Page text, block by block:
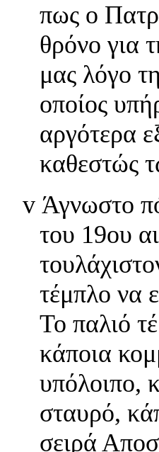
πως ο
θρόνο για
μας λόγο
οποίος
αργότερα
καθεστώς
v Άγνωστο
του 19ου
τέμπλο να
Το παλιό
κάποια
υπόλοιπο,
σταυρό,
σειρά